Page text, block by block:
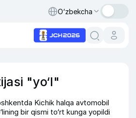
O‘zbekcha
"yo‘l"
Kichik halqa avtomobil
bir qismi to‘rt kunga yopildi